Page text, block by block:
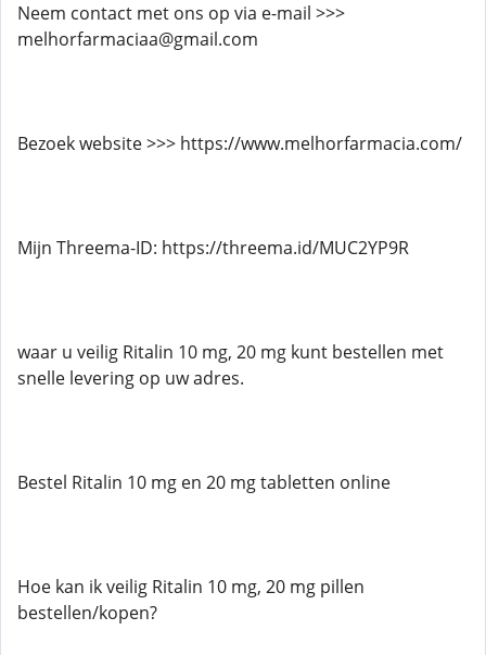
Neem contact met ons op via e-mail >>>
melhorfarmaciaa@gmail.com
Bezoek website >>> https://www.melhorfarmacia.com/
Mijn Threema-ID: https://threema.id/MUC2YP9R
waar u veilig Ritalin 10 mg, 20 mg kunt bestellen met
snelle levering op uw adres.
Bestel Ritalin 10 mg en 20 mg tabletten online
Hoe kan ik veilig Ritalin 10 mg, 20 mg pillen
bestellen/kopen?